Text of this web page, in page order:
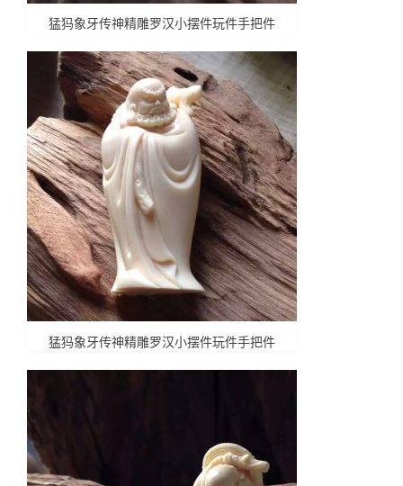
猛犸象牙传神精雕罗汉小摆件玩件手把件
猛犸象牙传神精雕罗汉小摆件玩件手把件